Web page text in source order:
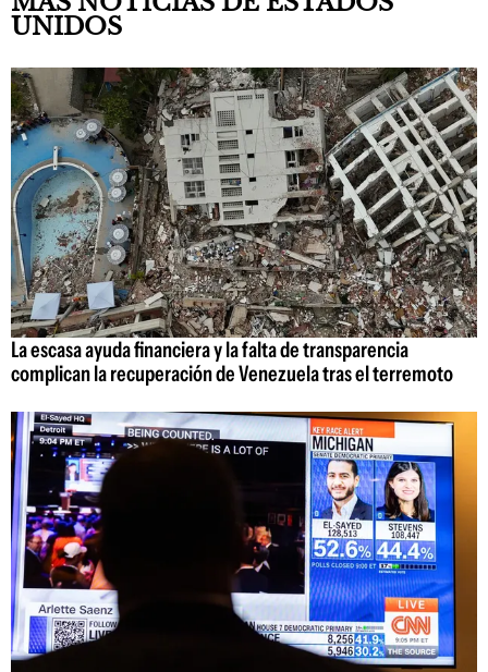
UNIDOS
La escasa ayuda financiera y la falta de transparencia
complican la recuperación de Venezuela tras el terremoto